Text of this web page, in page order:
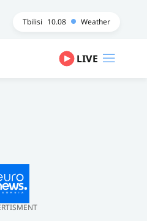
Tbilisi 10.08 Weather
LIVE